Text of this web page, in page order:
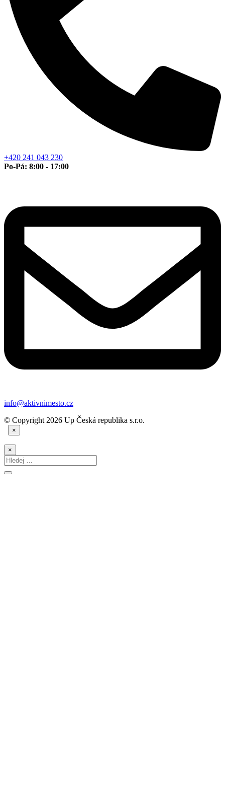
+420 241 043 230
Po-Pá: 8:00 - 17:00
info@aktivnimesto.cz
© Copyright 2026 Up Česká republika s.r.o.
×
×